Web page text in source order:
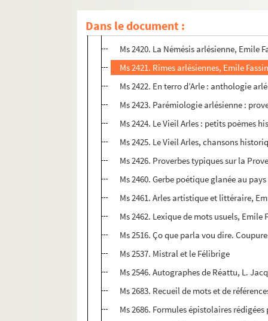
Dans le document :
Ms 2397. L’imprimerie à Arles : notes et
Ms 2417. Le Vieil Arles, sociétés
Ms 2420. La Némésis arlésienne, Emile
Ms 2421. Rimes arlésiennes, Emile
Ms 2422. En terro d’Arle : anthologie
Ms 2423. Parémiologie arlésienne :
Ms 2424. Le Vieil Arles : petits poèmes
Ms 2425. Le Vieil Arles, chansons
Ms 2426. Proverbes typiques sur la
Ms 2460. Gerbe poétique glanée au
Ms 2461. Arles artistique et littéraire,
Ms 2462. Lexique de mots usuels, Emile
Ms 2516. Ço que parla vou dire.
Ms 2537. Mistral et le Félibrige
Ms 2546. Autographes de Réattu, L.
Ms 2683. Recueil de mots et de
Ms 2686. Formules épistolaires rédigées